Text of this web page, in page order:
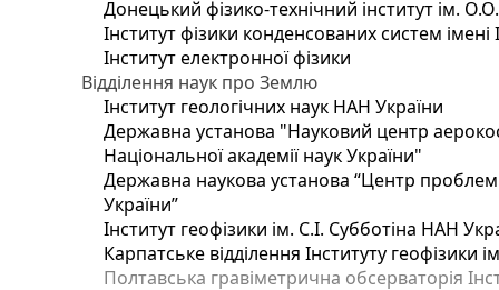
Донецький фізико-технічний інститут ім.
Інститут фізики конденсованих систем
Інститут електронної фізики
Відділення наук про Землю
Інститут геологічних наук НАН України
Державна установа "Науковий центр
Національної академії наук України"
Державна наукова установа “Центр проблем
України”
Інститут геофізики ім. С.І. Субботіна НАН
Карпатське відділення Інституту геофізики
Полтавська гравіметрична обсерваторія